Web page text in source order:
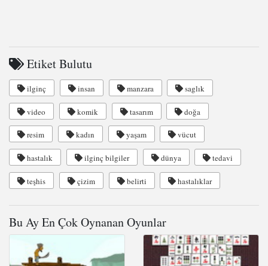
Etiket Bulutu
ilginç insan manzara saglık
video komik tasarım doğa
resim kadın yaşam vücut
hastalık ilginç bilgiler dünya tedavi
teşhis çizim belirti hastalıklar
Bu Ay En Çok Oynanan Oyunlar